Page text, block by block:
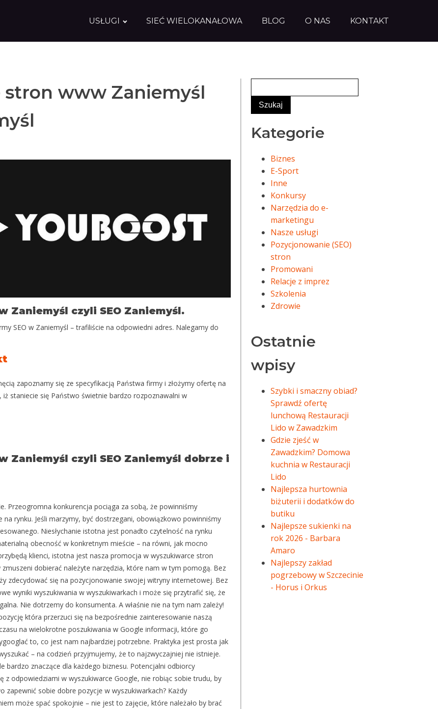
USŁUGI SIEĆ WIELOKANAŁOWA BLOG O NAS KONTAKT
stron www Zaniemyśl
Zaniemyśl czyli SEO Zaniemyśl.
SEO w Zaniemyśl – trafiliście na odpowiedni adres. Nalegamy do
zapoznamy się ze specyfikacją Państwa firmy i złożymy ofertę na
iż staniecie się Państwo świetnie bardzo rozpoznawalni w
Zaniemyśl czyli SEO Zaniemyśl dobrze i
Przeogromna konkurencja pociąga za sobą, że powinniśmy
na rynku. Jeśli marzymy, być dostrzegani, obowiązkowo powinniśmy
Niesłychanie istotna jest ponadto czytelność na rynku
obecność w konkretnym mieście – na równi, jak mocno
klienci, istotna jest nasza promocja w wyszukiwarce stron
dobierać należyte narzędzia, które nam w tym pomogą. Bez
zdecydować się na pozycjonowanie swojej witryny internetowej. Bez
wyniki wyszukiwania w wyszukiwarkach i może się przytrafić się, że
Nie dotrzemy do konsumenta. A właśnie nie na tym nam zależy!
która przerzuci się na bezpośrednie zainteresowanie naszą
na wielokrotne poszukiwania w Google informacji, które go
to, co jest nam najbardziej potrzebne. Praktyka jest prosta jak
– na codzień przyjmujemy, że to najzwyczajniej nie istnieje.
bardzo znaczące dla każdego biznesu. Potencjalni odbiorcy
odpowiedziami w wyszukiwarce Google, nie robiąc sobie trudu, by
sobie dobre pozycje w wyszukiwarkach? Każdy
może spać spokojnie – nie jest to zajęcie, które należało by brać
Kategorie
Biznes
E-Sport
Inne
Konkursy
Narzędzia do e-
marketingu
Nasze usługi
Pozycjonowanie (SEO)
stron
Promowani
Relacje z imprez
Szkolenia
Zdrowie
Ostatnie
wpisy
Szybki i smaczny obiad?
Sprawdź ofertę
lunchową Restauracji
Lido w Zawadzkim
Gdzie zjeść w
Zawadzkim? Domowa
kuchnia w Restauracji
Lido
Najlepsza hurtownia
biżuterii i dodatków do
butiku
Najlepsze sukienki na
rok 2026 - Barbara
Amaro
Najlepszy zakład
pogrzebowy w Szczecinie
- Horus i Orkus